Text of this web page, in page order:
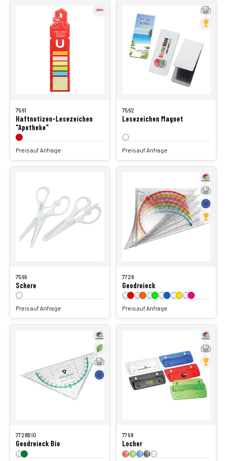
7561
Haftnotizen-Lesezeichen
"Apotheke"
Preis auf Anfrage
7562
Lesezeichen Magnet
Preis auf Anfrage
7569
Schere
Preis auf Anfrage
7728
Geodreieck
Preis auf Anfrage
7728BIO
Geodreieck Bio
7798
Locher